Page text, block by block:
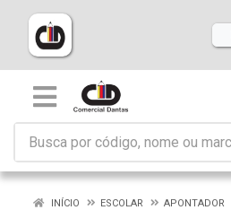
INÍCIO ESCOLAR
APONTADOR